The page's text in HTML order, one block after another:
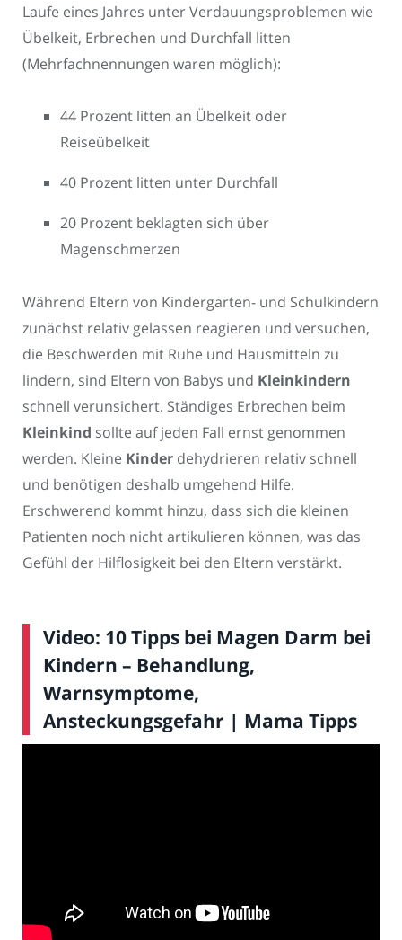
Laufe eines Jahres unter Verdauungsproblemen wie
Übelkeit, Erbrechen und Durchfall litten
(Mehrfachnennungen waren möglich):
44 Prozent litten an Übelkeit oder
Reiseübelkeit
40 Prozent litten unter Durchfall
20 Prozent beklagten sich über
Magenschmerzen
Während Eltern von Kindergarten- und Schulkindern
zunächst relativ gelassen reagieren und versuchen,
die Beschwerden mit Ruhe und Hausmitteln zu
lindern, sind Eltern von Babys und Kleinkindern
schnell verunsichert. Ständiges Erbrechen beim
Kleinkind sollte auf jeden Fall ernst genommen
werden. Kleine Kinder dehydrieren relativ schnell
und benötigen deshalb umgehend Hilfe.
Erschwerend kommt hinzu, dass sich die kleinen
Patienten noch nicht artikulieren können, was das
Gefühl der Hilflosigkeit bei den Eltern verstärkt.
Video: 10 Tipps bei Magen Darm bei
Kindern – Behandlung,
Warnsymptome,
Ansteckungsgefahr | Mama Tipps